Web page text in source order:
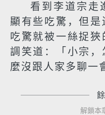
看到李道宗走
顯有些吃驚，但
吃驚就被一絲捉
調笑道：「小宗
麼沒跟人家多聊一
解鎖本